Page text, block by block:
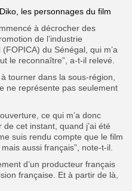
les personnages du film
à décrocher des
de l’industrie
du Sénégal, qui m’a
le reconnaître”, a-t-il relevé.
tourner dans la sous-région,
ne représente pas seulement
ce qui m’a donc
de cet instant, quand j’ai été
suis rendu compte que le film
aussi français”, note-t-il.
d’un producteur français
française. Et à partir de là,